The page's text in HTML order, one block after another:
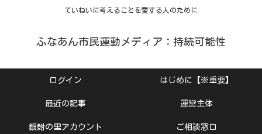
ていねいに考えることを愛する人のために
ふなあん市民運動メディア：持続可能性
ログイン はじめに【※重要】
最近の記事 運営主体
銀鮒の里アカウント ご相談窓口